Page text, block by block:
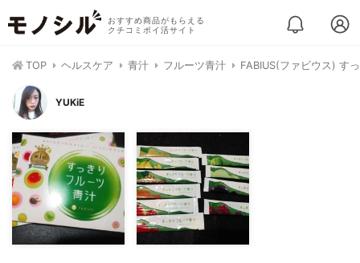
おすすめ商品がもらえる
クチコミポイ活サイト
TOP ヘルスケア 青汁 フルーツ青汁 FABIUS(ファビウス) す
YUKiE